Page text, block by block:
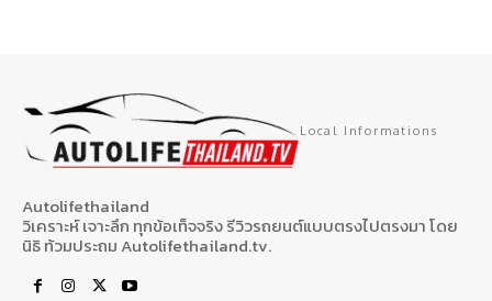
Local Informations
Autolifethailand
วิเคราะห์ เจาะลึก ทุกข้อเท็จจริง รีวิวรถยนต์แบบตรงไปตรงมา โดย
นิธิ ท้วมประถม Autolifethailand.tv.